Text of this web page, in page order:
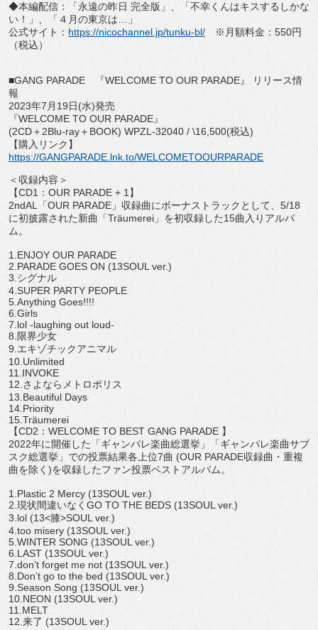
◆本編配信：「永遠の昨日 完全版」、「不幸くんはキスするしかな
い！」、「４月の東京は…
」
公式サイト： https://nicochannel.jp/tunku-bl/ ※月額料金： 550円
（税込）
■GANG PARADE 『WELCOME TO OUR PARADE』 リリース情
報
2023年7 月 19日(水)発売
『WELCOME TO OUR PARADE』
(2CD＋ 2Blu-ray＋ BOOK) WPZL-32040 / \16,500(税込)
【購入リンク】
https://GANGPARADE.lnk.to/WELCOMETOOURPARADE
＜収録内容＞
【CD1 ： OUR PARADE + 1 】
2ndAL
「OUR PARADE 」収録曲にボーナストラックとして、 5/18
に初披露された新曲「Träumerei 」を初収録した15曲入りアルバ
ム。
1.ENJOY OUR PARADE
2.PARADE GOES ON (13SOUL ver.)
3. シグナル
4.SUPER PARTY PEOPLE
5.Anything Goes!!!!
6.Girls
7.lol -laughing out loud-
8. 限界少女
9. エキゾチックアニマル
10.Unlimited
11.INVOKE
12. さよならメトロポリス
13.Beautiful Days
14.Priority
15.Träumerei
【CD2 ： WELCOME TO BEST GANG PARADE 】
2022年に開催した「ギャンパレ楽曲総選挙」「ギャンパレ楽曲サブ
スク総選挙」での投票結果各上位7曲 (OUR PARADE収録曲・重複
曲を除く )を収録したファン投票ベスト アルバム。
1.Plastic 2 Mercy (13SOUL ver.)
2. 現状間違いなく GO TO THE BEDS (13SOUL ver.)
3.lol (13<膝>SOUL ver.)
4.too misery (13SOUL ver.)
5.WINTER SONG (13SOUL ver.)
6.LAST (13SOUL ver.)
7.don’t forget me not (13SOUL ver.)
8.Don’t go to the bed (13SOUL ver.)
9.Season Song (13SOUL ver.)
10.NEON (13SOUL ver.)
11.MELT
12. 来了 (13SOUL ver.)